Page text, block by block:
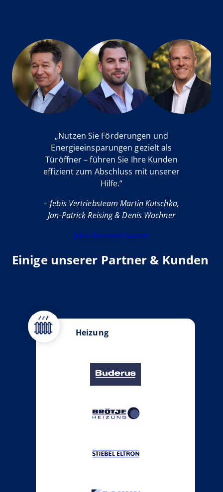
„Nutzen Sie Förderungen und
Energieeinsparungen gezielt als
Türöffner – führen Sie Ihre Kunden
effizient zum Abschluss mit unserer
Hilfe.“
– febis Vertriebsteam Martin Kutschka,
Jan-Patrick Reising & Denis Wochner
Jetzt beraten lassen
Einige unserer Partner & Kunden
Heizung